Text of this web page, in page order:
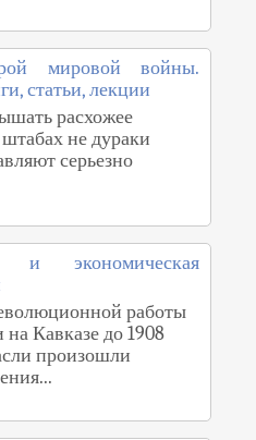
мировой войны.
статьи, лекции
расхожее
не дураки
серьезно
и экономическая
работы
Кавказе до 1908
произошли